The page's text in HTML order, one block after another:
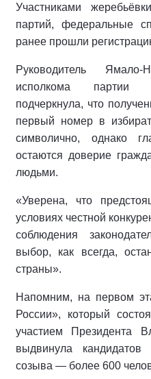
Участниками
партий, федеральные
ранее прошли
Руководитель Ямало-
исполкома партии
подчеркнула, что
первый номер в
символично, однако
остаются доверие
людьми.
«Уверена, что
условиях честной
соблюдения
выбор, как всегда,
страны».
Напомним, на первом
России», который
участием Президента
выдвинула
созыва — более 600